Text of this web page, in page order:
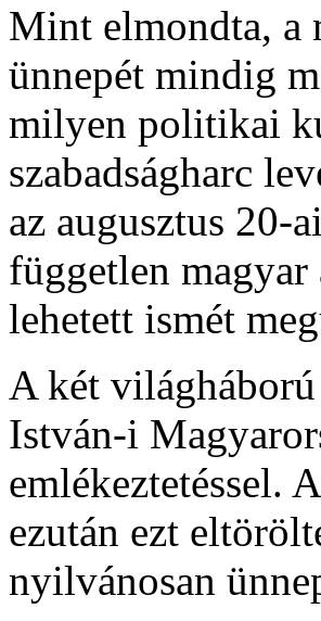
Mint elmondta, a
ünnepét mindig
milyen politikai
szabadságharc
az augusztus 20-
független
lehetett ismét
A két
István-i
emlékeztetéssel.
ezután ezt
nyilvánosan